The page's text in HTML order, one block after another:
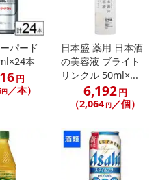
別注意事項（※必ずご確認くだ
時点での情報となります。
パード
本
円
円／本）
日本盛 薬用 日本酒
の美容液 ブライト
リンクル 50ml×...
6,192円
（2,064 円／個）